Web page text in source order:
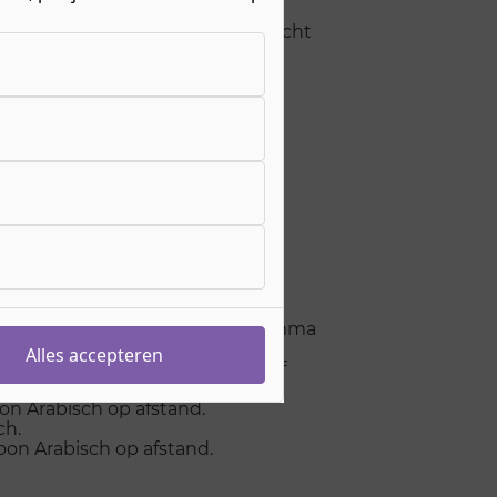
wat er van jouw school verwacht
vwo
versturen een programma
schoolexamens inclusief
Arabisch op afstand.
Arabisch op afstand.
Alles accepteren